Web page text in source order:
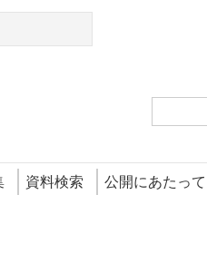
資料検索 公開にあたって